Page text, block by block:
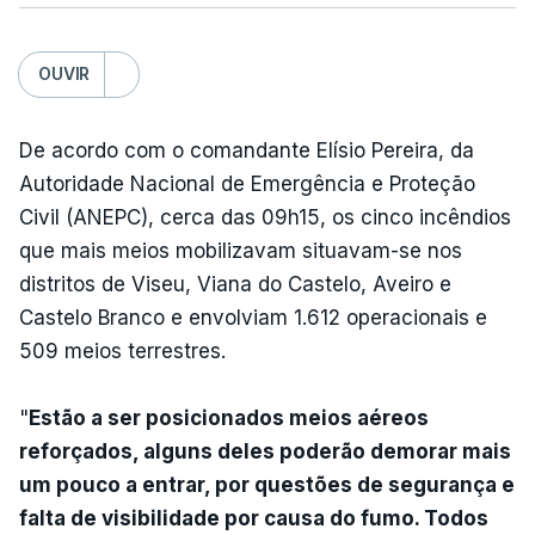
OUVIR
De acordo com o comandante Elísio Pereira, da
Autoridade Nacional de Emergência e Proteção
Civil (ANEPC), cerca das 09h15, os cinco incêndios
que mais meios mobilizavam situavam-se nos
distritos de Viseu, Viana do Castelo, Aveiro e
Castelo Branco e envolviam 1.612 operacionais e
509 meios terrestres.
"Estão a ser posicionados meios aéreos
reforçados, alguns deles poderão demorar mais
um pouco a entrar, por questões de segurança e
falta de visibilidade por causa do fumo. Todos